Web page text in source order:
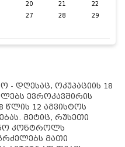
20 21
22
27 28
29
- დღესაც, ოკუპაციის 18
ევროკავშირის
12 აგვისტოს
მეტიც, რუსეთი
კონტროლს
მათი